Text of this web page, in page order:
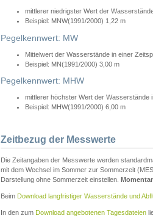
mittlerer niedrigster Wert der
Beispiel: MNW(1991/2000) 1,22 m
Pegelkennwert: MW
Mittelwert der Wasserstände in einer
Beispiel: MN(1991/2000) 3,00 m
Pegelkennwert: MHW
mittlerer höchster Wert der Wasserstände
Beispiel: MHW(1991/2000) 6,00 m
Zeitbezug der Messwerte
Die Zeitangaben der Messwerte werden
mit dem Wechsel im Sommer zur Sommerzeit
Darstellung ohne Sommerzeit einstellen.
Beim Download langfristiger Wasserstände und
In den zum Download angebotenen Tagesdateien